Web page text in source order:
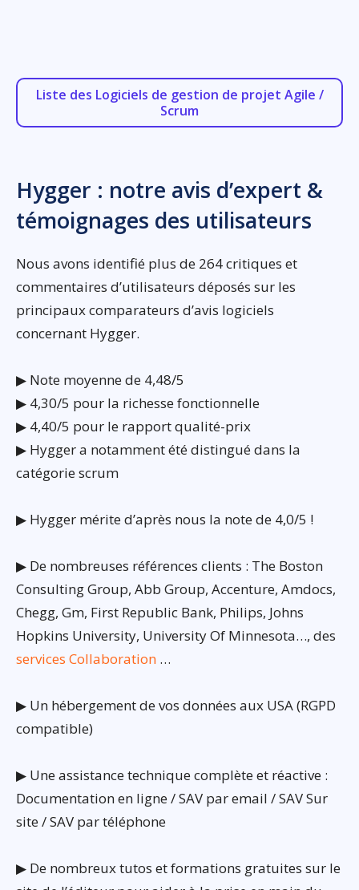
Liste des Logiciels de gestion de projet Agile /
Scrum
Hygger : notre avis d’expert &
témoignages des utilisateurs
Nous avons identifié plus de 264 critiques et
commentaires d’utilisateurs déposés sur les
principaux comparateurs d’avis logiciels
concernant Hygger.
▶ Note moyenne de 4,48/5
▶ 4,30/5 pour la richesse fonctionnelle
▶ 4,40/5 pour le rapport qualité-prix
▶ Hygger a notamment été distingué dans la
catégorie scrum
▶ Hygger mérite d’après nous la note de 4,0/5 !
▶ De nombreuses références clients : The Boston
Consulting Group, Abb Group, Accenture, Amdocs,
Chegg, Gm, First Republic Bank, Philips, Johns
Hopkins University, University Of Minnesota…, des
services Collaboration …
▶ Un hébergement de vos données aux USA (RGPD
compatible)
▶ Une assistance technique complète et réactive :
Documentation en ligne / SAV par email / SAV Sur
site / SAV par téléphone
▶ De nombreux tutos et formations gratuites sur le